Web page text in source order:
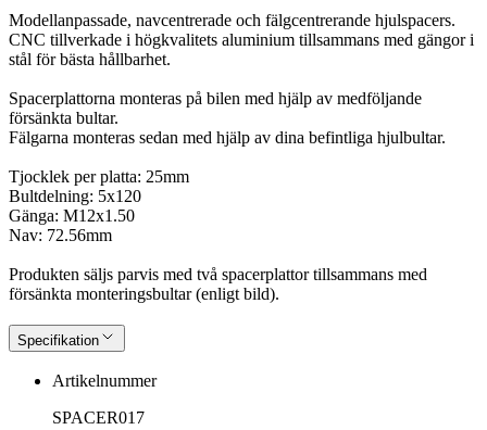
Modellanpassade, navcentrerade och fälgcentrerande hjulspacers.
CNC tillverkade i högkvalitets aluminium tillsammans med gängor i
stål för bästa hållbarhet.
Spacerplattorna monteras på bilen med hjälp av medföljande
försänkta bultar.
Fälgarna monteras sedan med hjälp av dina befintliga hjulbultar.
Tjocklek per platta: 25mm
Bultdelning: 5x120
Gänga: M12x1.50
Nav: 72.56mm
Produkten säljs parvis med två spacerplattor tillsammans med
försänkta monteringsbultar (enligt bild).
Specifikation
Artikelnummer
SPACER017